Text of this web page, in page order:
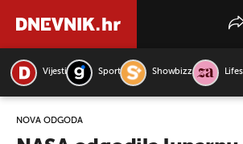
Vijesti Sport Showbizz
NOVA ODGODA
PRETRAŽITE VIJESTI